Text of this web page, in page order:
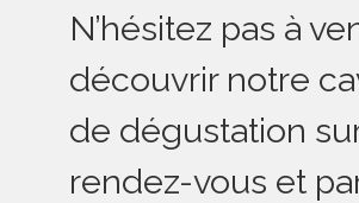
N’hésitez pas à
découvrir notre
de dégustation
rendez-vous et